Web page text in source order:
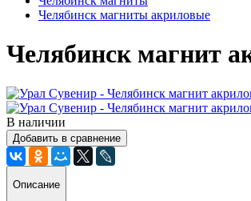
Челябинск магниты акриловые
Челябинск магнит
В наличии
Добавить в сравнение
Описание